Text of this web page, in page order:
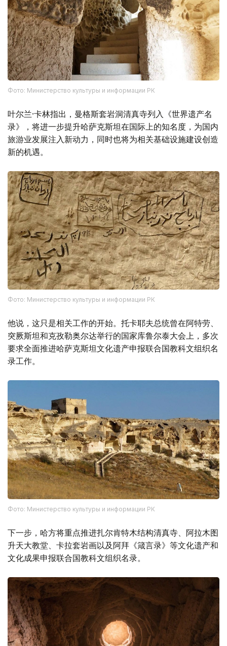
Фото: Министерство культуры и информации РК
叶尔兰·卡林指出，曼格斯套岩洞清真寺列入《世界遗产名
录》，将进一步提升哈萨克斯坦在国际上的知名度，为国内
旅游业发展注入新动力，同时也将为相关基础设施建设创造
新的机遇。
Фото: Министерство культуры и информации РК
他说，这只是相关工作的开始。托卡耶夫总统曾在阿特劳、
突厥斯坦和克孜勒奥尔达举行的国家库鲁尔泰大会上，多次
要求全面推进哈萨克斯坦文化遗产申报联合国教科文组织名
录工作。
Фото: Министерство культуры и информации РК
下一步，哈方将重点推进扎尔肯特木结构清真寺、阿拉木图
升天大教堂、卡拉套岩画以及阿拜《箴言录》等文化遗产和
文化成果申报联合国教科文组织名录。